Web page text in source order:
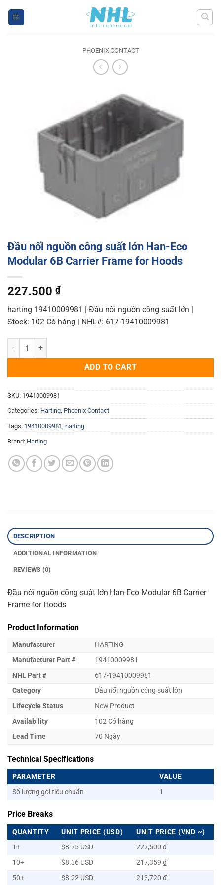
PHOENIX CONTACT
Đầu nối nguồn công suất lớn Han-Eco
Modular 6B Carrier Frame for Hoods
227.500 ₫
harting 19410009981 | Đầu nối nguồn công suất lớn |
Stock: 102 Có hàng | NHL#: 617-19410009981
Đầu nối nguồn công suất lớn Han-Eco Modular 6B Carrier Frame for
ADD TO CART
SKU: 19410009981
Categories: Harting Phoenix Contact
Tags: 19410009981 harting
Brand: Harting
DESCRIPTION
ADDITIONAL INFORMATION
REVIEWS (0)
Đầu nối nguồn công suất lớn Han-Eco Modular 6B Carrier
Frame for Hoods
Product Information
Manufacturer
HARTING
Manufacturer Part #
19410009981
NHL Part #
617-19410009981
Category
Đầu nối nguồn công suất lớn
Lifecycle Status
New Product
Availability
102 Có hàng
Lead Time
70 Ngày
Technical Specifications
PARAMETER
VALUE
Số lượng gói tiêu chuẩn
1
Price Breaks
QUANTITY UNIT PRICE (USD)
UNIT PRICE (VND ~)
1+
$8.75 USD
227,500 ₫
10+
$8.36 USD
217,359 ₫
50+
$8.22 USD 213,720 ₫